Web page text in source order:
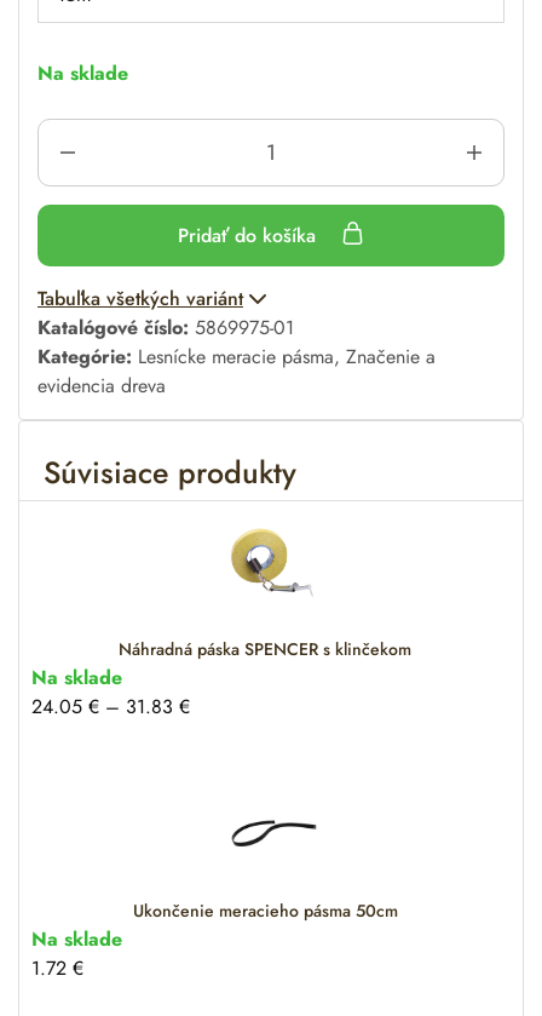
Na sklade
Pridať do košíka
A
l
t
e
r
a
t
Tabuľka všetkých variánt
Katalógové číslo: 5869975-01
Kategórie: Lesnícke meracie pásma, Značenie a
evidencia dreva
Súvisiace produkty
Náhradná páska SPENCER s klinčekom
Na sklade
24.05 € – 31.83 €
Ukončenie meracieho pásma 50cm
Na sklade
1.72 €